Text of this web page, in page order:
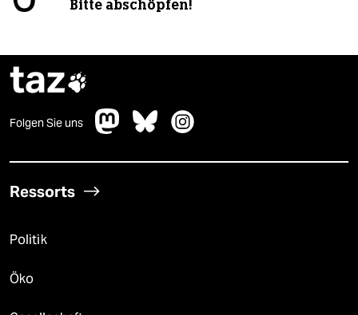
Bitte abschöpfen!
taz
Folgen Sie uns
Ressorts
Politik
Öko